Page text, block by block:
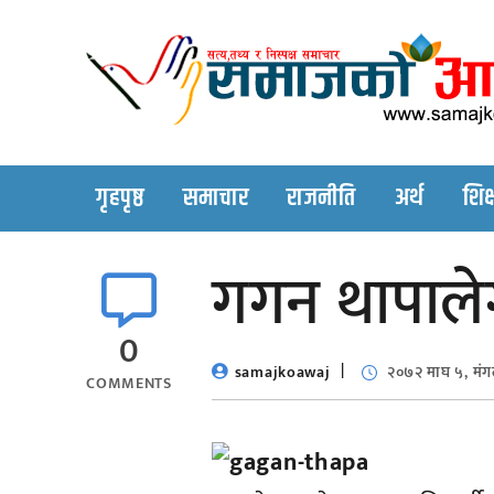
गृहपृष्ठ समाचार राजनीति अर्थ
0
COMMENTS
गगन
samajkoawaj २०७२ माघ ५,